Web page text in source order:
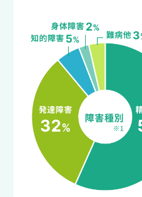
サポート例
職場には直接相談し
ちょっとした悩みも
ご相談いただけます
スタッフからの
あなたにとって
サポート例
面接にはスタッフが
示方法の要望や業
を伝えるお手伝いを
4 職場定
業務の調整
身につける
まずは短時間の利用
しまった生活リズムを
サポート例
プログラムを通して
ヘルスケアやストレ
学びます。